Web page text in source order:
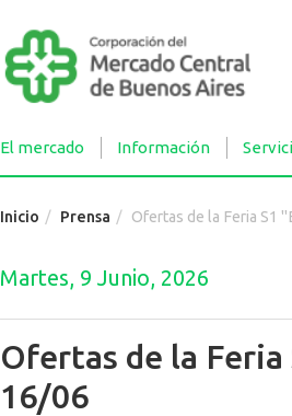
El mercado Información
Inicio Prensa Ofertas de la Feria S1 "El
Martes, 9 Junio, 2026
Ofertas de la
16/06